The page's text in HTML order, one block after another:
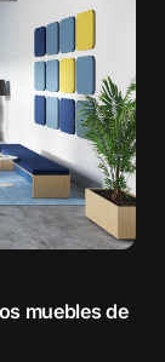
muebles de